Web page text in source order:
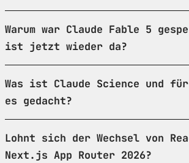
Warum war Claude Fable 5
ist jetzt wieder da?
Was ist Claude Science und
es gedacht?
Lohnt sich der Wechsel von
Next.js App Router 2026?